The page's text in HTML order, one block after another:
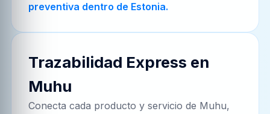
preventiva dentro de Estonia.
Trazabilidad Express en
Muhu
Conecta cada producto y servicio de Muhu,